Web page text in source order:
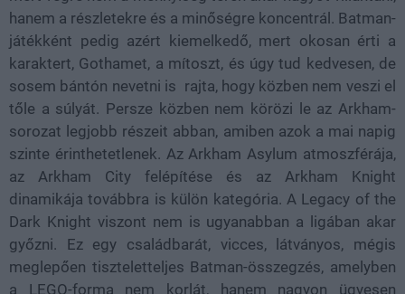
hanem a részletekre és a minőségre koncentrál. Batman-
játékként pedig azért kiemelkedő, mert okosan érti a
karaktert, Gothamet, a mítoszt, és úgy tud kedvesen, de
sosem bántón nevetni is rajta, hogy közben nem veszi el
tőle a súlyát. Persze közben nem körözi le az Arkham-
sorozat legjobb részeit abban, amiben azok a mai napig
szinte érinthetetlenek. Az Arkham Asylum atmoszférája,
az Arkham City felépítése és az Arkham Knight
dinamikája továbbra is külön kategória. A Legacy of the
Dark Knight viszont nem is ugyanabban a ligában akar
győzni. Ez egy családbarát, vicces, látványos, mégis
meglepően tiszteletteljes Batman-összegzés, amelyben
a LEGO-forma nem korlát, hanem nagyon ügyesen